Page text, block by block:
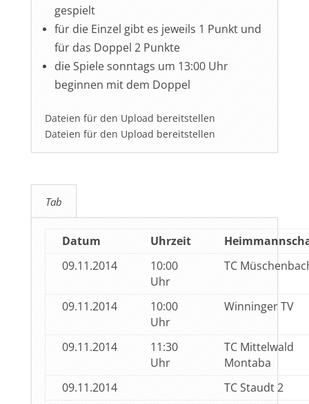
gespielt
für die Einzel gibt es jeweils 1 Punkt und
für das Doppel 2 Punkte
die Spiele sonntags um 13:00 Uhr
beginnen mit dem Doppel
Dateien für den Upload bereitstellen
Dateien für den Upload bereitstellen
Tab
Datum Uhrzeit
09.11.2014
10:00
Uhr
TC
09.11.2014
10:00
Uhr
Winninger TV
09.11.2014
11:30
Uhr
TC Mittelwald
Montaba
09.11.2014
TC Staudt 2